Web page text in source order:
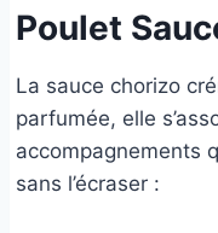
Poulet
La sauce chorizo
parfumée, elle
accompagnements
sans l’écraser :